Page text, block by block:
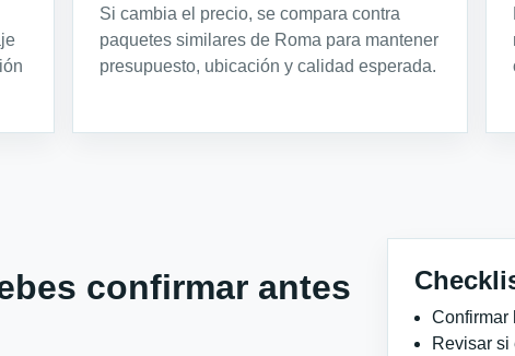
Si cambia el precio, se compara contra
paquetes similares de Roma para mantener
presupuesto, ubicación y calidad esperada.
confirmar antes
Confirmar
Revisar si